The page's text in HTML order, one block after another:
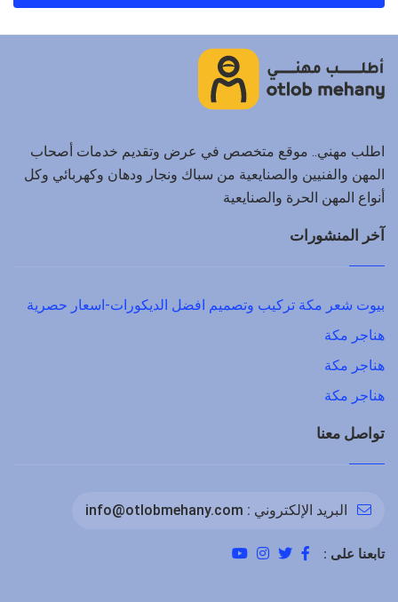
اطلب مهني.. موقع متخصص في عرض وتقديم خدمات أصحاب
المهن والفنيين والصنايعية من سباك ونجار ودهان وكهربائي وكل
أنواع المهن الحرة والصنايعية
آخر المنشورات
بيوت شعر مكة تركيب وتصميم افضل الديكورات-اسعار حصرية
هناجر مكة
هناجر مكة
هناجر مكة
تواصل معنا
البريد الإلكتروني : info@otlobmehany.com
تابعنا على :